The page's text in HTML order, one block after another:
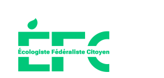
contenu